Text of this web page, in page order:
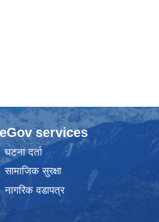
eGov services
घटना दर्ता
सामाजिक सुरक्षा
नागरिक वडापत्र